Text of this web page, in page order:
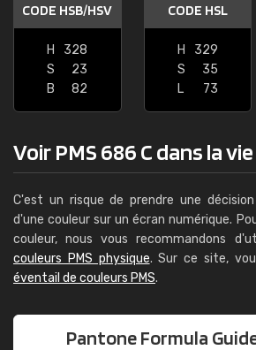
CODE HSB/HSV
H
328
S
23
B
82
CODE HSL
H
329
S
35
L
73
Voir PMS 686 C dans la
C'est un risque de prendre une
d'une couleur sur un écran numérique.
couleur, nous vous recommandons
couleurs PMS physique. Sur ce site,
éventail de couleurs PMS.
Pantone Formula Guide